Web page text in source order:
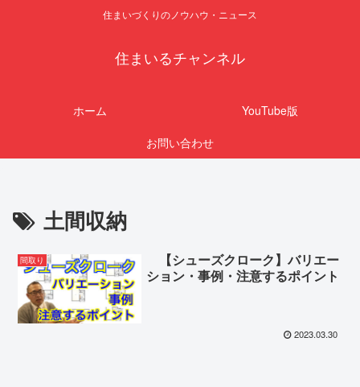
住まいづくりのノウハウ・ニュース
住まいるチャンネル
ホーム
YouTube版
お問い合わせ
土間収納
間取り
【シューズクローク】バリエー
ション・事例・注意するポイント
2023.03.30